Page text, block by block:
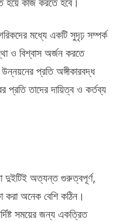
হয়ে কাজ করতে হবে।
মধ্যে একটি সুদৃঢ় সম্পর্ক
ও বিশ্বাস অর্জন করতে
উন্নয়নের প্রতি অঙ্গীকারবদ্ধ
প্রতি তাদের দায়িত্ব ও কর্তব্য
দুইটিই অত্যন্ত গুরুত্বপূর্ণ,
করা অনেক বেশি কঠিন।
সময়ের জন্য একত্রিত